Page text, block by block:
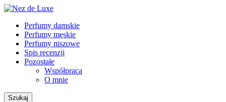
Perfumy damskie
Perfumy męskie
Perfumy niszowe
Spis recenzji
Pozostałe
Współpraca
O mnie
Szukaj